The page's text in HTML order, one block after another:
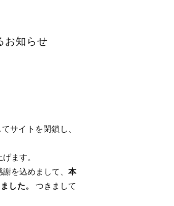
お知らせ
サイトを閉鎖し、
ます。
を込めまして、 本
した。 つきまして